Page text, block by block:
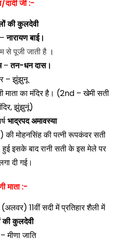
दादी जी :-
की कुलदेवी
नारायण बाई।
से पूजी जाती है ।
–तन-धन दास।
– झुंझुनू
माता का मंदिर है। (2nd – खेमी सती
झुंझुनूं)
भाद्रपद अमावस्या
की मोहनसिंह की पत्नी रूपकंवर सती
इसके बाद रानी सती के इस मेले पर
दी गई।
माता :-
11वीं सदी में प्रतिहार शैली में
की कुलदेवी
मीणा जाति